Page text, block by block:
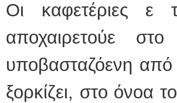
Οι καφετέριες ε
αποχαιρετούε
υποβασταζόενη
ξορκίζει, στο όνοα